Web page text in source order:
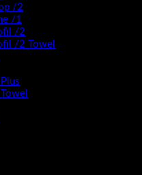
/2
/1
/2
/2 Towel